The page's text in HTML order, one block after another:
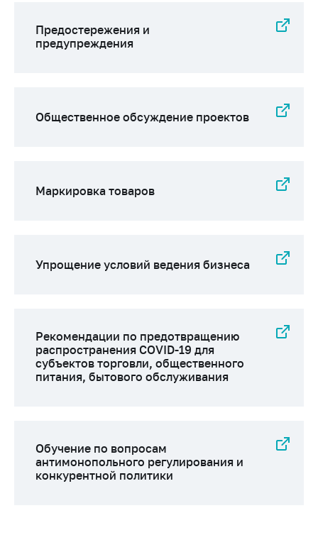
Предостережения и
предупреждения
Общественное обсуждение проектов
Маркировка товаров
Упрощение условий ведения бизнеса
Рекомендации по предотвращению
распространения COVID-19 для
субъектов торговли, общественного
питания, бытового обслуживания
Обучение по вопросам
антимонопольного регулирования и
конкурентной политики